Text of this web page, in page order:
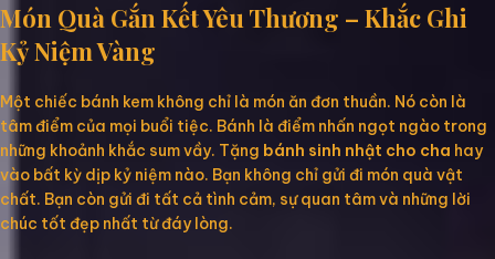
Món Quà Gắn Kết Yêu Thương – Khắc Ghi
Kỷ Niệm Vàng
Một chiếc bánh kem không chỉ là món ăn đơn thuần. Nó còn là
tâm điểm của mọi buổi tiệc. Bánh là điểm nhấn ngọt ngào trong
những khoảnh khắc sum vầy. Tặng bánh sinh nhật cho cha hay
vào bất kỳ dịp kỷ niệm nào. Bạn không chỉ gửi đi món quà vật
chất. Bạn còn gửi đi tất cả tình cảm, sự quan tâm và những lời
chúc tốt đẹp nhất từ đáy lòng.